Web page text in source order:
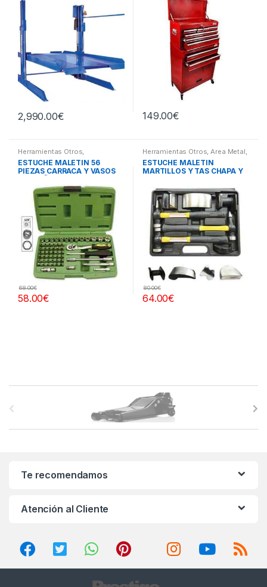
2,990.00€ 149.00€
Herramientas Otros,
Herramientas De Mano,
Herramientas De Mano,
Maletines Herramientas,
Extractores, Compresímetros,
ESTUCHE MALETIN 56
PIEZAS CARRACA Y VASOS
58.00€
68.00€
Herramientas Otros,Area Metal,
Roscas, Herramientas Chapa y
Pintura,Maletines Herramientas,
Extractores, Compresímetros,
ESTUCHE MALETIN
MARTILLOS Y TAS CHAPA Y
64.00€
80.00€
Te recomendamos
Atención al Cliente